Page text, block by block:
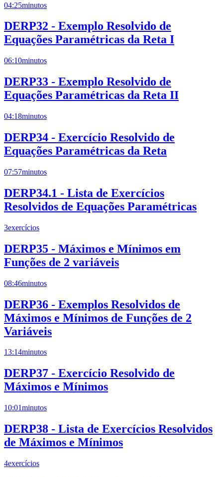
04:25minutos
DERP32 - Exemplo Resolvido de
Equações Paramétricas da Reta I
06:10minutos
DERP33 - Exemplo Resolvido de
Equações Paramétricas da Reta II
04:18minutos
DERP34 - Exercício Resolvido de
Equações Paramétricas da Reta
07:57minutos
DERP34.1 - Lista de Exercícios
Resolvidos de Equações Paramétricas
3exercícios
DERP35 - Máximos e Mínimos em
Funções de 2 variáveis
08:46minutos
DERP36 - Exemplos Resolvidos de
Máximos e Mínimos de Funções de 2
Variáveis
13:14minutos
DERP37 - Exercício Resolvido de
Máximos e Mínimos
10:01minutos
DERP38 - Lista de Exercícios Resolvidos
de Máximos e Mínimos
4exercícios